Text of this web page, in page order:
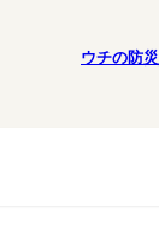
ウチの防災